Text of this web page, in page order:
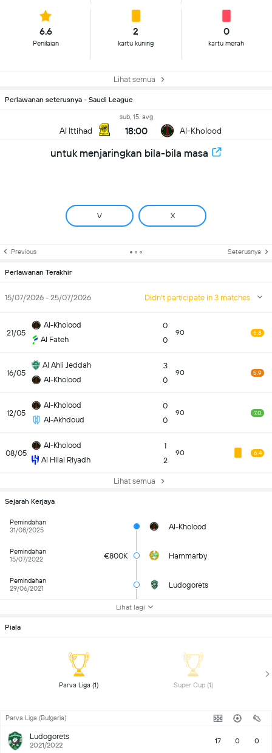
6.6
Penilaian
2
kartu kuning
0
kartu merah
Lihat semua
Perlawanan seterusnya - Saudi League
Al Ittihad
sub, 15. avg
18:00 Al-Kholood
untuk menjaringkan bila-bila masa
V X
Previous Seterusnya
Perlawanan Terakhir
15/07/2026 - 25/07/2026 Didn't participate in 3 matches
21/05
Al-Kholood
Al Fateh
0
0
90 6.8
16/05
Al Ahli Jeddah
Al-Kholood
3
0
90 5.9
12/05
Al-Kholood
Al-Akhdoud
0
0
90 7.0
08/05
Al-Kholood
Al Hilal Riyadh
1
2
90 6.4
Lihat semua
Sejarah Kerjaya
Pemindahan
31/08/2025
Al-Kholood
Pemindahan
15/07/2022
€800K Hammarby
Pemindahan
29/06/2021
Ludogorets
Lihat lagi
Piala
Super Cup (1)
Parva Liga (Bulgaria)
Ludogorets
2021/2022 17 0 0